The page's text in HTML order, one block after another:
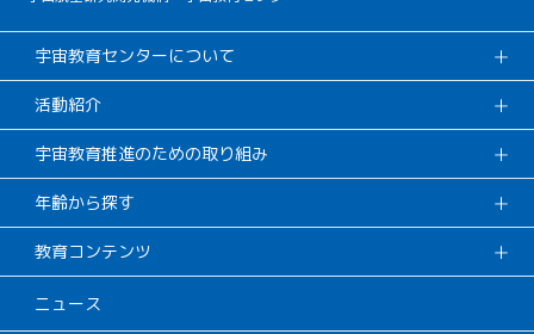
宇宙教育センターについて
活動紹介
宇宙教育推進のための取り組み
年齢から探す
教育コンテンツ
ニュース